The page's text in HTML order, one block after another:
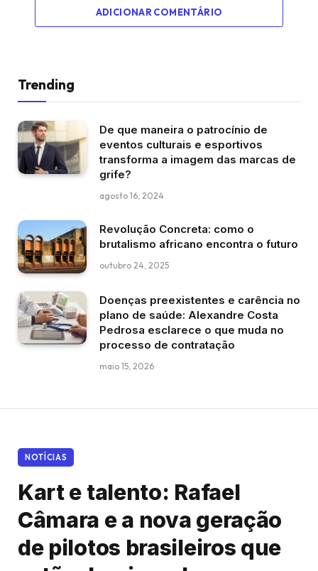
ADICIONAR COMENTÁRIO
Trending
De que maneira o patrocínio de
eventos culturais e esportivos
transforma a imagem das marcas de
grife?
agosto 16, 2024
Revolução Concreta: como o
brutalismo africano encontra o futuro
outubro 24, 2025
Doenças preexistentes e carência no
plano de saúde: Alexandre Costa
Pedrosa esclarece o que muda no
processo de contratação
maio 15, 2026
NOTÍCIAS
Kart e talento: Rafael
Câmara e a nova geração
de pilotos brasileiros que